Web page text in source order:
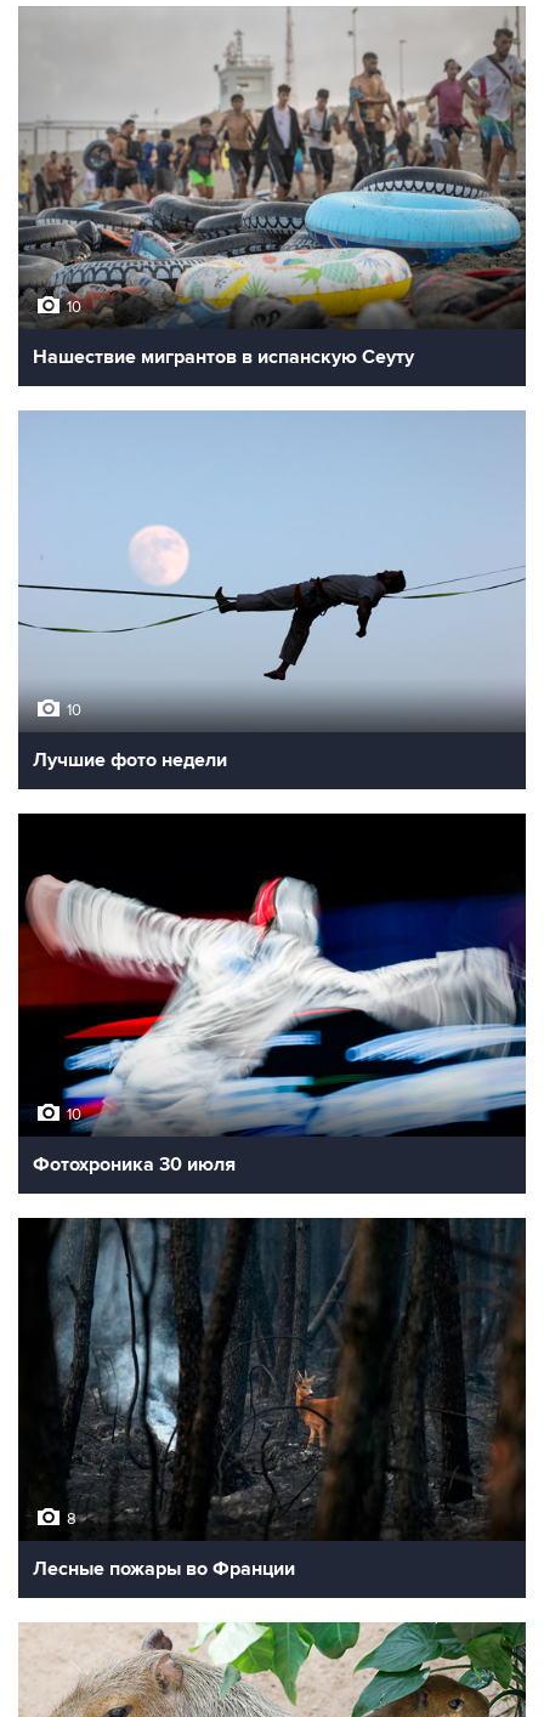
10
Нашествие мигрантов в испанскую Сеуту
10
Лучшие фото недели
10
Фотохроника 30 июля
8
Лесные пожары во Франции